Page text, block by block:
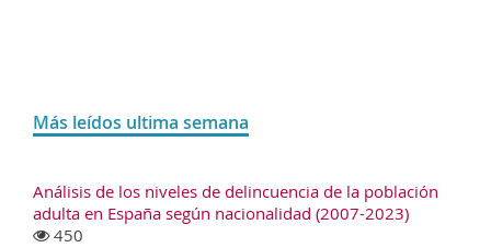
Más leídos ultima semana
Análisis de los niveles de delincuencia de la población
adulta en España según nacionalidad (2007-2023)
450